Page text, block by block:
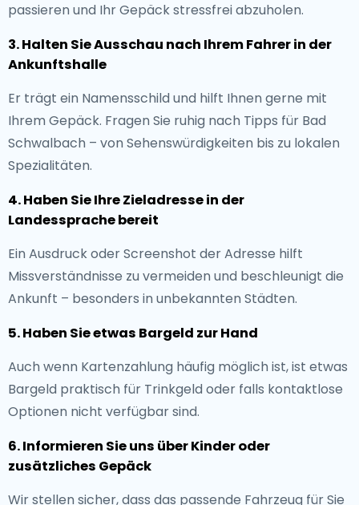
passieren und Ihr Gepäck stressfrei abzuholen.
3. Halten Sie Ausschau nach Ihrem Fahrer in der
Ankunftshalle
Er trägt ein Namensschild und hilft Ihnen gerne mit
Ihrem Gepäck. Fragen Sie ruhig nach Tipps für Bad
Schwalbach – von Sehenswürdigkeiten bis zu lokalen
Spezialitäten.
4. Haben Sie Ihre Zieladresse in der
Landessprache bereit
Ein Ausdruck oder Screenshot der Adresse hilft
Missverständnisse zu vermeiden und beschleunigt die
Ankunft – besonders in unbekannten Städten.
5. Haben Sie etwas Bargeld zur Hand
Auch wenn Kartenzahlung häufig möglich ist, ist etwas
Bargeld praktisch für Trinkgeld oder falls kontaktlose
Optionen nicht verfügbar sind.
6. Informieren Sie uns über Kinder oder
zusätzliches Gepäck
Wir stellen sicher, dass das passende Fahrzeug für Sie